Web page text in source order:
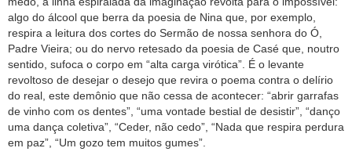
algo do álcool que berra da poesia de Nina que, por exemplo,
respira a leitura dos cortes do Sermão de nossa senhora do Ó,
Padre Vieira; ou do nervo retesado da poesia de Casé que, noutro
sentido, sufoca o corpo em “alta carga virótica”. É o levante
revoltoso de desejar o desejo que revira o poema contra o delírio
do real, este demônio que não cessa de acontecer: “abrir garrafas
de vinho com os dentes”, “uma vontade bestial de desistir”, “danço
uma dança coletiva”, “Ceder, não cedo”, “Nada que respira perdura
em paz”, “Um gozo tem muitos gumes”.